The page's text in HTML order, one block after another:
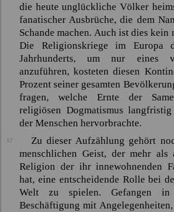
die heute unglückliche Völker
fanatischer Ausbrüche, die dem
Schande machen. Auch ist dies kein
Die Religionskriege im Europa
Jahrhunderts, um nur eines
anzuführen, kosteten diesen
Prozent seiner gesamten
fragen, welche Ernte der
religiösen Dogmatismus
der Menschen hervorbrachte.
12
Zu dieser Aufzählung gehört
menschlichen Geist, der mehr als
Religion der ihr innewohnenden
hat, eine entscheidende Rolle bei
Welt zu spielen. Gefangen in
Beschäftigung mit